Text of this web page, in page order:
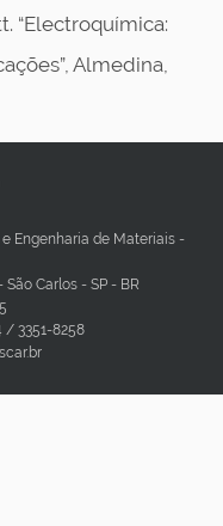
“Electroquímica:
Almedina,
Engenharia de Materiais -
Carlos - SP - BR
/ 3351-8258